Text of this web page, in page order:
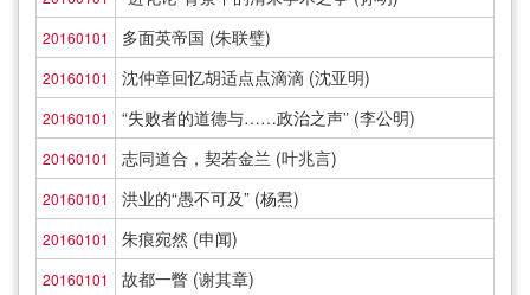
20160101 多面英帝国 (朱联璧)
20160101 沈仲章回忆胡适点点滴滴 (沈亚明)
20160101 “失败者的道德与……政治之声” (李公明)
20160101 志同道合，契若金兰 (叶兆言)
20160101 洪业的“愚不可及” (杨焄)
20160101 朱痕宛然 (申闻)
20160101 故都一瞥 (谢其章)